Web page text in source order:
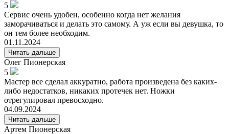
5
Сервис очень удобен, особенно когда нет желания
заморачиваться и делать это самому. А уж если вы девушка, то
он тем более необходим.
01.11.2024
Читать дальше
Олег Пионерская
5
Мастер все сделал аккуратно, работа произведена без каких-
либо недостатков, никаких протечек нет. Ножки
отрегулировал превосходно.
04.09.2024
Читать дальше
Артем Пионерская